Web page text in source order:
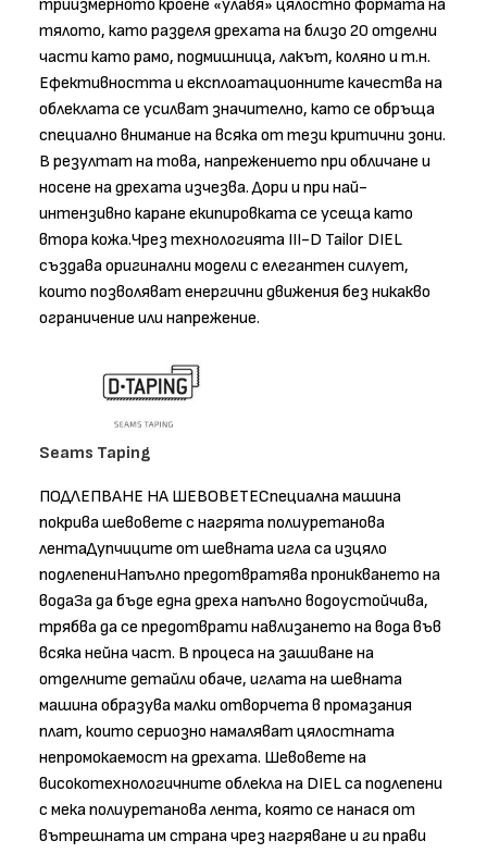
триизмерното кроене «улавя» цялостно формата на
тялото, като разделя дрехата на близо 20 отделни
части като рамо, подмишница, лакът, коляно и т.н.
Ефективността и експлоатационните качества на
облеклата се усилват значително, като се обръща
специално внимание на всяка от тези критични зони.
В резултат на това, напрежението при обличане и
носене на дрехата изчезва. Дори и при най-
интензивно каране екипировката се усеща като
втора кожа.Чрез технологията III-D Tailor DIEL
създава оригинални модели с елегантен силует,
които позволяват енергични движения без никакво
ограничение или напрежение.
Seams Taping
ПОДЛЕПВАНЕ НА ШЕВОВЕТЕСпециална машина
покрива шевовете с нагрята полиуретанова
лентаДупчиците от шевната игла са изцяло
подлепениНапълно предотвратява проникването на
водаЗа да бъде една дреха напълно водоустойчива,
трябва да се предотврати навлизането на вода във
всяка нейна част. В процеса на зашиване на
отделните детайли обаче, иглата на шевната
машина образува малки отворчета в промазания
плат, които сериозно намаляват цялостната
непромокаемост на дрехата. Шевовете на
високотехнологичните облекла на DIEL са подлепени
с мека полиуретанова лента, която се нанася от
вътрешната им страна чрез нагряване и ги прави